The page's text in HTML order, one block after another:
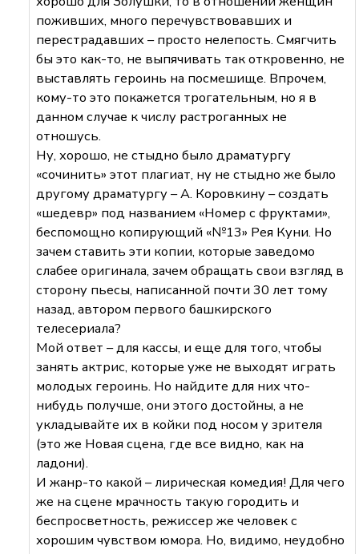
поживших, много перечувствовавших и
перестрадавших – просто нелепость. Смягчить
бы это как-то, не выпячивать так откровенно, не
выставлять героинь на посмешище. Впрочем,
кому-то это покажется трогательным, но я в
данном случае к числу растроганных не
отношусь.
Ну, хорошо, не стыдно было драматургу
«сочинить» этот плагиат, ну не стыдно же было
другому драматургу – А. Коровкину – создать
«шедевр» под названием «Номер с фруктами»,
беспомощно копирующий «№13» Рея Куни. Но
зачем ставить эти копии, которые заведомо
слабее оригинала, зачем обращать свои взгляд в
сторону пьесы, написанной почти 30 лет тому
назад, автором первого башкирского
телесериала?
Мой ответ – для кассы, и еще для того, чтобы
занять актрис, которые уже не выходят играть
молодых героинь. Но найдите для них что-
нибудь получше, они этого достойны, а не
укладывайте их в койки под носом у зрителя
(это же Новая сцена, где все видно, как на
ладони).
И жанр-то какой – лирическая комедия! Для чего
же на сцене мрачность такую городить и
беспросветность, режиссер же человек с
хорошим чувством юмора. Но, видимо, неудобно